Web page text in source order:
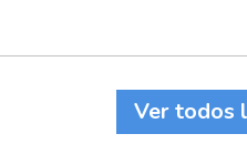
Ver todos